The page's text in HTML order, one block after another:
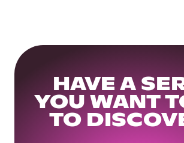
HAVE A
YOU WANT
TO